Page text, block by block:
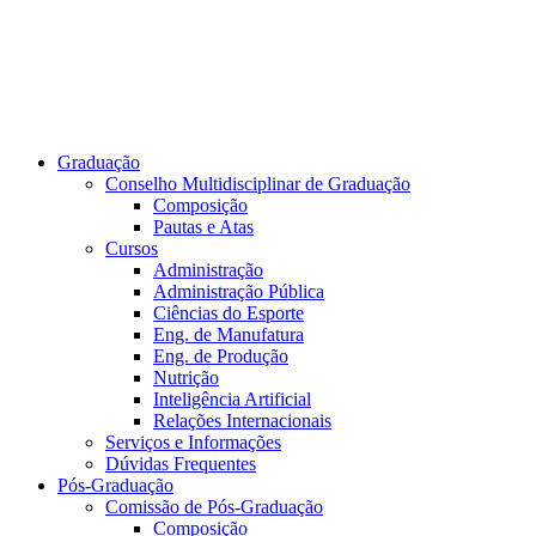
Graduação
Conselho Multidisciplinar de Graduação
Composição
Pautas e Atas
Cursos
Administração
Administração Pública
Ciências do Esporte
Eng. de Manufatura
Eng. de Produção
Nutrição
Inteligência Artificial
Relações Internacionais
Serviços e Informações
Dúvidas Frequentes
Pós-Graduação
Comissão de Pós-Graduação
Composição